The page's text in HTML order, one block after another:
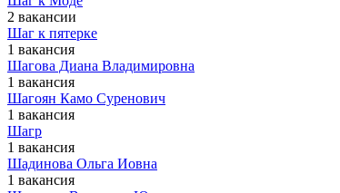
2 вакансии
Шаг к пятерке
1 вакансия
Шагова Диана Владимировна
1 вакансия
Шагоян Камо Суренович
1 вакансия
Шагр
1 вакансия
Шадинова Ольга Иовна
1 вакансия